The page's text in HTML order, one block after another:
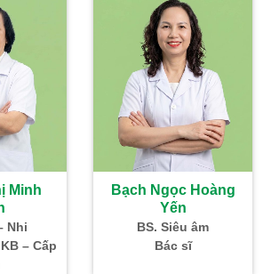
Minh
Nhi
– Cấp
Bạch Ngọc Hoàng
Yến
BS. Siêu âm
Bác sĩ